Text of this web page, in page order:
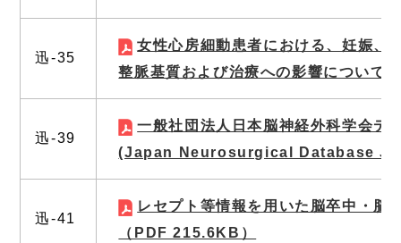
迅‐35
女性心房細動患者における、妊娠、
整脈基質および治療への影響について
迅‐39
一般社団法人日本脳神経外科学会デ
(Japan Neurosurgical Database
迅‐41
レセプト等情報を用いた脳卒中・脳
（PDF 215.6KB）